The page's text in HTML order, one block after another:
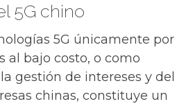
5G chino
5G únicamente por
al bajo costo, o como
gestión de intereses y del
chinas, constituye un